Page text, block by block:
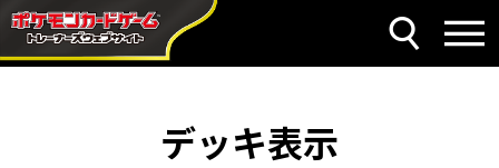
デッキ表示